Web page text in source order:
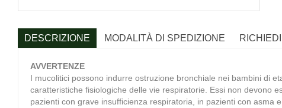
DESCRIZIONE MODALITÀ DI SPEDIZIONE
AVVERTENZE
I mucolitici possono indurre ostruzione bronchiale nei bambini di
caratteristiche fisiologiche delle vie respiratorie. Essi non devono
pazienti con grave insufficienza respiratoria, in pazienti con